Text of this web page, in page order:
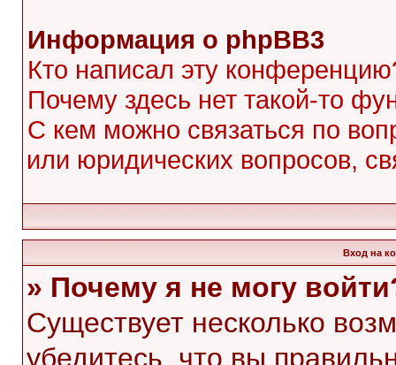
Информация о phpBB3
Кто написал эту
Почему здесь нет такой-то
С кем можно связаться по
или юридических вопросов,
Вход на
» Почему я не могу
Существует несколько
убедитесь, что вы